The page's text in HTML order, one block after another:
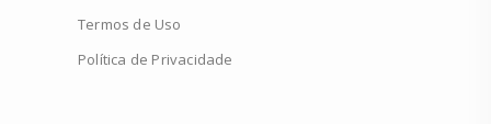
Termos de Uso
Política de Privacidade